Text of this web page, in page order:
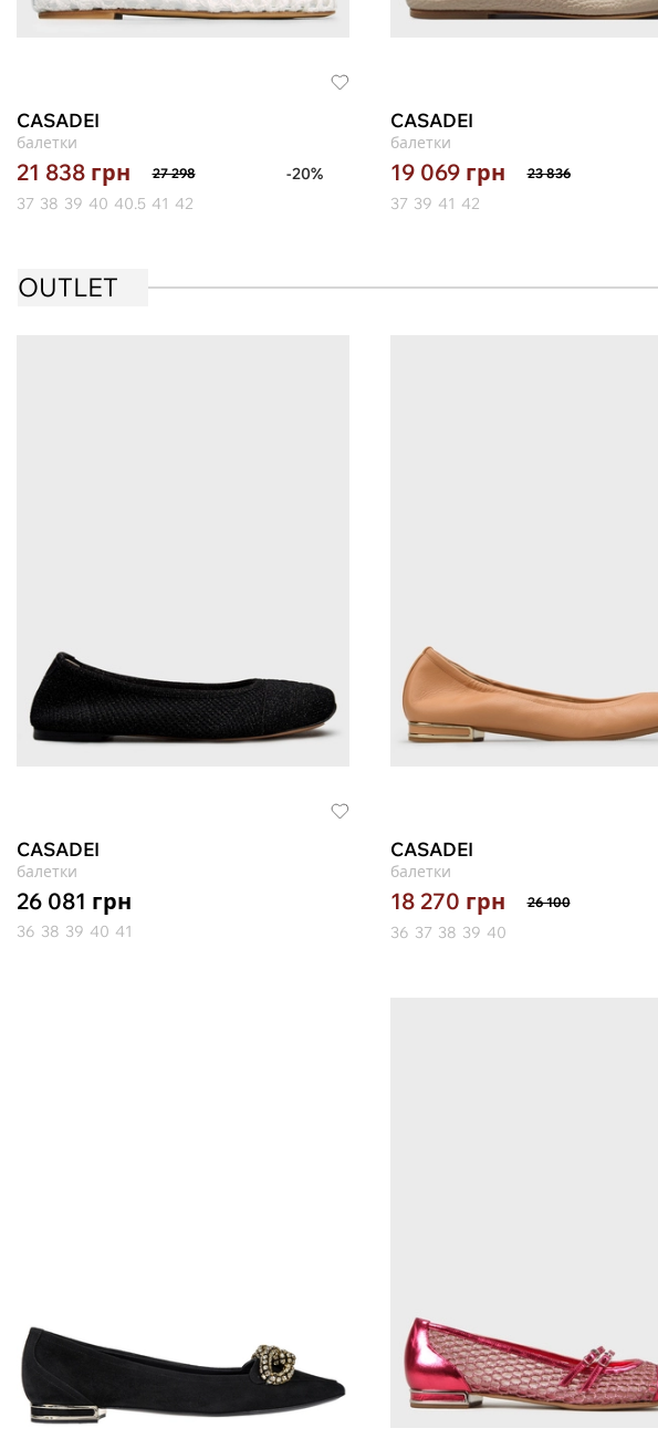
CASADEI
балетки
21 838 грн 27 298
-20%
37 38 39 40 40.5 41 42
CASADEI
балетки
19 069 грн 23 836
37 39 41 42
OUTLET
CASADEI
балетки
26 081 грн
36 38 39 40 41
CASADEI
балетки
18 270 грн 26 100
36 37 38 39 40